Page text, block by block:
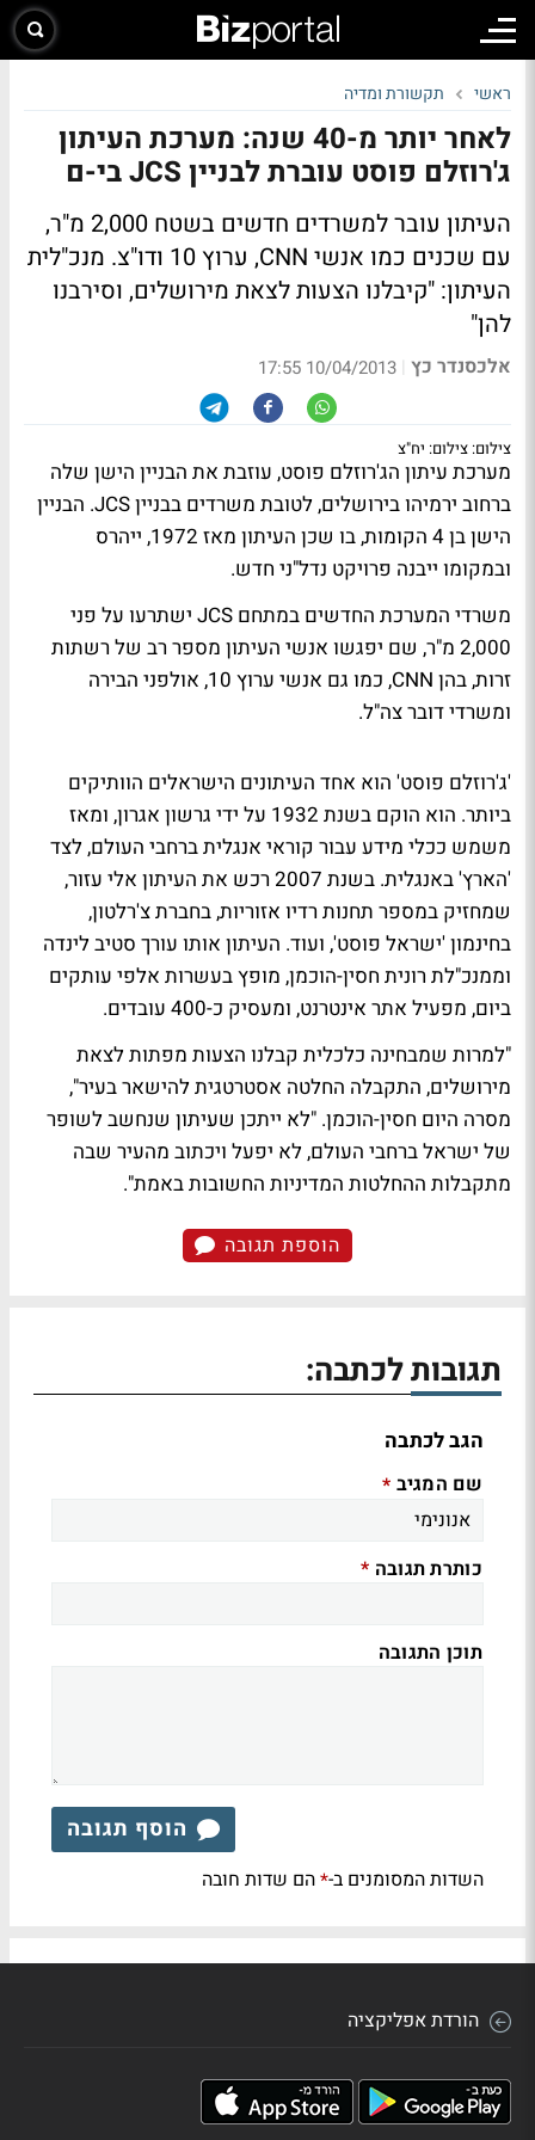
ראשי תקשורת ומדיה
לאחר יותר מ-40 שנה: מערכת העיתון
ג'רוזלם פוסט עוברת לבניין JCS בי-ם
העיתון עובר למשרדים חדשים בשטח 2,000 מ"ר,
עם שכנים כמו אנשי CNN, ערוץ 10 ודו"צ. מנכ"לית
העיתון: "קיבלנו הצעות לצאת מירושלים, וסירבנו
להן"
אלכסנדר כץ |
10/04/2013 17:55
צילום: צילום: יח"צ
מערכת עיתון הג'רוזלם פוסט, עוזבת את הבניין הישן שלה
ברחוב ירמיהו בירושלים, לטובת משרדים בבניין JCS. הבניין
הישן בן 4 הקומות, בו שכן העיתון מאז 1972, ייהרס
ובמקומו ייבנה פרויקט נדל"ני חדש.
משרדי המערכת החדשים במתחם JCS ישתרעו על פני
2,000 מ"ר, שם יפגשו אנשי העיתון מספר רב של רשתות
זרות, בהן CNN, כמו גם אנשי ערוץ 10, אולפני הבירה
ומשרדי דובר צה"ל.
'ג'רוזלם פוסט' הוא אחד העיתונים הישראלים הוותיקים
ביותר. הוא הוקם בשנת 1932 על ידי גרשון אגרון, ומאז
משמש ככלי מידע עבור קוראי אנגלית ברחבי העולם, לצד
'הארץ' באנגלית. בשנת 2007 רכש את העיתון אלי עזור,
שמחזיק במספר תחנות רדיו אזוריות, בחברת צ'רלטון,
בחינמון 'ישראל פוסט', ועוד. העיתון אותו עורך סטיב לינדה
וממנכ"לת רונית חסין-הוכמן, מופץ בעשרות אלפי עותקים
ביום, מפעיל אתר אינטרנט, ומעסיק כ-400 עובדים.
"למרות שמבחינה כלכלית קבלנו הצעות מפתות לצאת
מירושלים, התקבלה החלטה אסטרטגית להישאר בעיר",
מסרה היום חסין-הוכמן. "לא ייתכן שעיתון שנחשב לשופר
של ישראל ברחבי העולם, לא יפעל ויכתוב מהעיר שבה
מתקבלות ההחלטות המדיניות החשובות באמת".
הוספת תגובה
תגובות לכתבה:
הגב לכתבה
שם המגיב *
כותרת תגובה *
תוכן התגובה
הוסף תגובה
השדות המסומנים ב-*הם שדות חובה
הורדת אפליקציה